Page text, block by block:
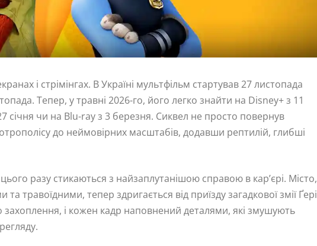
і стрімінгах. В Україні мультфільм стартував 27 листопада
Тепер, у травні 2026-го, його легко знайти на Disney+ з 11
січня чи на Blu-ray з 3 березня. Сиквел не просто повернув
до неймовірних масштабів, додавши рептилій, глибші
разу стикаються з найзаплутанішою справою в кар’єрі. Місто,
травоїдними, тепер здригається від приїзду загадкової змії Ґері
і кожен кадр наповнений деталями, які змушують